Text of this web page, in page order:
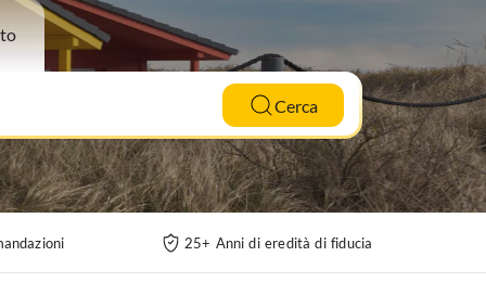
Cerca
25+ Anni di eredità di fiducia